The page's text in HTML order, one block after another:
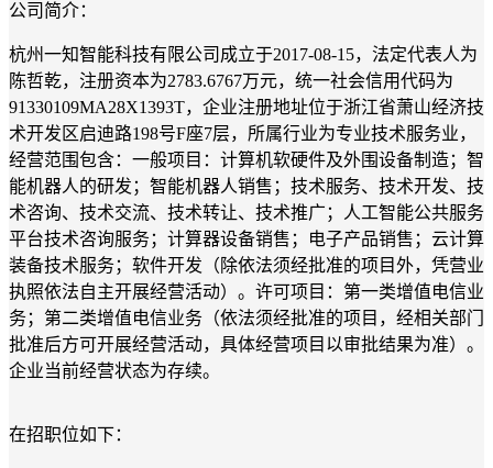
公司简介：
杭州一知智能科技有限公司成立于2017-08-15，法定代表人为
陈哲乾，注册资本为2783.6767万元，统一社会信用代码为
91330109MA28X1393T，企业注册地址位于浙江省萧山经济技
术开发区启迪路198号F座7层，所属行业为专业技术服务业，
经营范围包含：一般项目：计算机软硬件及外围设备制造；智
能机器人的研发；智能机器人销售；技术服务、技术开发、技
术咨询、技术交流、技术转让、技术推广；人工智能公共服务
平台技术咨询服务；计算器设备销售；电子产品销售；云计算
装备技术服务；软件开发（除依法须经批准的项目外，凭营业
执照依法自主开展经营活动）。许可项目：第一类增值电信业
务；第二类增值电信业务（依法须经批准的项目，经相关部门
批准后方可开展经营活动，具体经营项目以审批结果为准）。
企业当前经营状态为存续。
在招职位如下：